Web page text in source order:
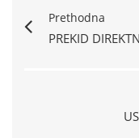
Prethodna
PREKID